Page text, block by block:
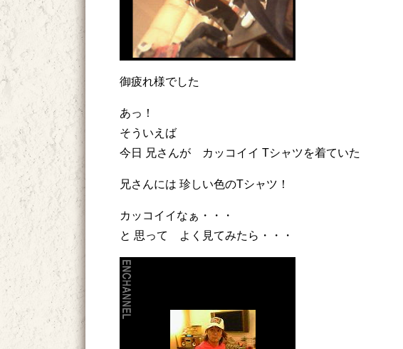
御疲れ様でした
あっ！
そういえば
今日 兄さんが カッコイイ Tシャツを着ていた
兄さんには 珍しい色のTシャツ！
カッコイイなぁ・・・
と 思って よく見てみたら・・・